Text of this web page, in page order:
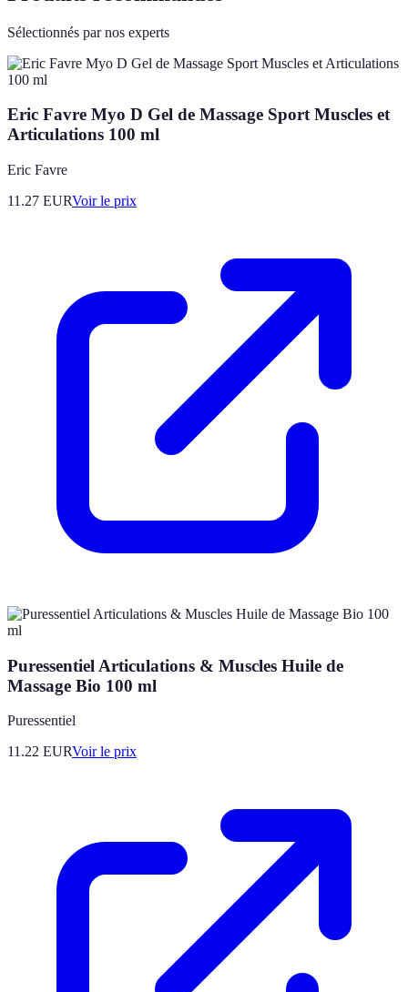
Sélectionnés par nos experts
Eric Favre Myo D Gel de Massage Sport Muscles et
Articulations 100 ml
Eric Favre
11.27 EURVoir le prix
Puressentiel Articulations & Muscles Huile de
Massage Bio 100 ml
Puressentiel
11.22 EURVoir le prix